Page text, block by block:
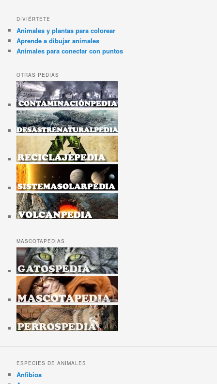
DIVIÉRTETE
Animales y plantas para colorear
Aprende a dibujar animales
Animales para conectar con puntos
OTRAS PEDIAS
MASCOTAPEDIAS
ESPECIES DE ANIMALES
Anfibios